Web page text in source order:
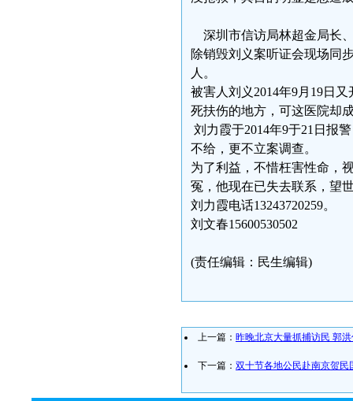
深圳市信访局林超金局长
除销毁刘义案听证会现场同
人。
被害人刘义2014年9月19日
死扶伤的地方，可这医院却
刘力霞于2014年9于21日报
不给，更不立案调查。
为了利益，不惜枉害性命，
冤，他现在已失去联系，望
刘力霞电话13243720259。
刘文春15600530502
(责任编辑：民生编辑)
上一篇： 昨晚北京大量抓捕访民 郭
下一篇： 双十节各地公民赴南京贺民